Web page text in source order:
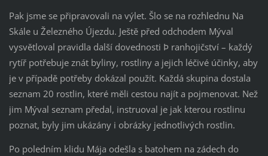
Pak jsme se připravovali na výlet. Šlo se na rozhlednu Na
Skále u Železného Újezdu. Ještě před odchodem Mýval
vysvětloval pravidla další dovednosti Þ ranhojičství – každý
rytíř potřebuje znát byliny, rostliny a jejich léčivé účinky, aby
je v případě potřeby dokázal použít. Každá skupina dostala
seznam 20 rostlin, které měli cestou najít a pojmenovat. Než
jim Mýval seznam předal, instruoval je jak kterou rostlinu
poznat, byly jim ukázány i obrázky jednotlivých rostlin.
Po poledním klidu Mája odešla s batohem na zádech do